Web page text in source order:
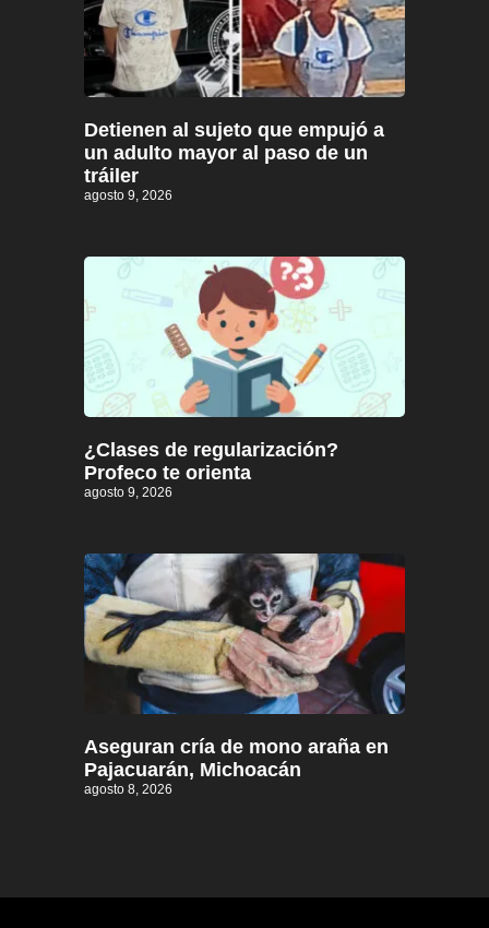
Detienen al sujeto que empujó a
un adulto mayor al paso de un
tráiler
agosto 9, 2026
¿Clases de regularización?
Profeco te orienta
agosto 9, 2026
Aseguran cría de mono araña en
Pajacuarán, Michoacán
agosto 8, 2026